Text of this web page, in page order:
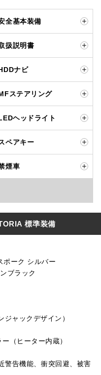
全基本装備
扱説明書
ナビ
ステアリング
ヘッドライト
ペアキー
煙車
標準装備
ポーク シルバー
ブラック
ジャックデザイン）
（ヒーター内蔵）
警告機能、衝突回避、被害